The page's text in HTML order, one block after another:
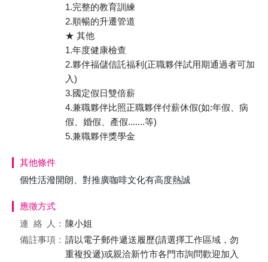
1.完整的教育訓練
2.順暢的升遷管道
★ 其他
1.年度健康檢查
2.夥伴福儲信託福利(正職夥伴試用期通過者可加
入)
3.國定假日雙倍薪
4.兼職夥伴比照正職夥伴付薪休假(如:年假、病
假、婚假、產假.......等)
5.兼職夥伴獎學金
其他條件
個性活潑開朗、對推廣咖啡文化有高度熱誠
應徵方式
連絡
人： 陳小姐
備註事項： 請以電子郵件遞送履歷(請選擇工作區域，勿
重複投遞)或親洽新竹市各門市詢問歡迎加入